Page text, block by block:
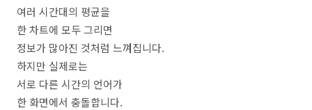
여러 시간대의 평균을
한 차트에 모두 그리면
정보가 많아진 것처럼 느껴집니다.
하지만 실제로는
서로 다른 시간의 언어가
한 화면에서 충돌합니다.